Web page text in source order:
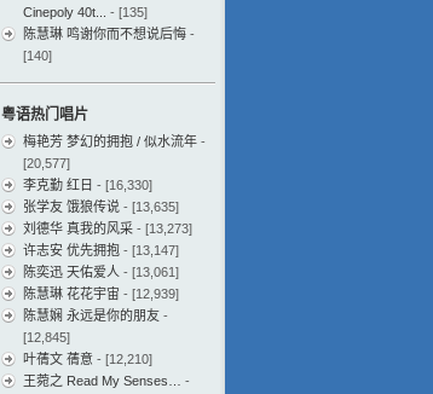
Cinepoly 40t...
- [135]
陈慧琳 鸣谢你而不想说后悔 -
[140]
粤语热门唱片
梅艳芳 梦幻的拥抱 / 似水流年 -
[20,577]
李克勤 红日 - [16,330]
张学友 饿狼传说 - [13,635]
刘德华 真我的风采 - [13,273]
许志安 优先拥抱 - [13,147]
陈奕迅 天佑爱人 - [13,061]
陈慧琳 花花宇宙 - [12,939]
陈慧娴 永远是你的朋友 -
[12,845]
叶蒨文 蒨意 - [12,210]
王菀之 Read My Senses…
-